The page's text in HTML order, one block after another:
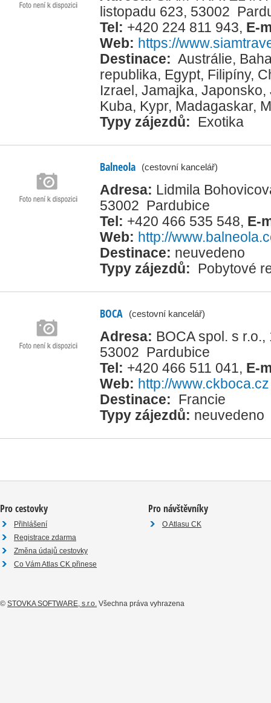
listopadu 623, 53002
Tel: +420 224 811 943, E-
Web: https://
Destinace: Austrálie,
republika, Egypt, Filipíny,
Izrael, Jamajka, Japonsko,
Kuba, Kypr, Madagaskar,
Typy zájezdů:
Exotika
Balneola (cestovní kancelář)
Adresa: Lidmila
53002 Pardubice
Tel: +420 466 535 548, E-
Web: http://
Destinace: neuvedeno
Typy zájezdů:
Pobytové
BOCA (cestovní kancelář)
Adresa: BOCA spol. s
53002 Pardubice
Tel: +420 466 511 041, E-
Web: http://www.ckboca.cz
Destinace:
Francie
Typy zájezdů: neuvedeno
Pro cestovky
Přihlášení
Registrace zdarma
Změna údajů cestovky
Co Vám Atlas CK přinese
Pro návštěvníky
O Atlasu CK
© STOVKA SOFTWARE, s.r.o. Všechna práva vyhrazena